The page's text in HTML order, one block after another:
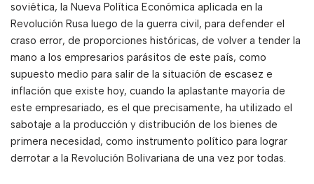
soviética, la Nueva Política Económica aplicada en la
Revolución Rusa luego de la guerra civil, para defender el
craso error, de proporciones históricas, de volver a tender la
mano a los empresarios parásitos de este país, como
supuesto medio para salir de la situación de escasez e
inflación que existe hoy, cuando la aplastante mayoría de
este empresariado, es el que precisamente, ha utilizado el
sabotaje a la producción y distribución de los bienes de
primera necesidad, como instrumento político para lograr
derrotar a la Revolución Bolivariana de una vez por todas.